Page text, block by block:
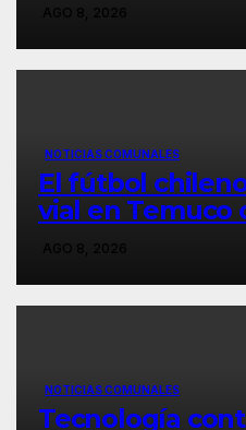
Águila».
NOTICIAS COMUNALES
El fútbol
vial en Temuco
padres del
NOTICIAS COMUNALES
Tecnología